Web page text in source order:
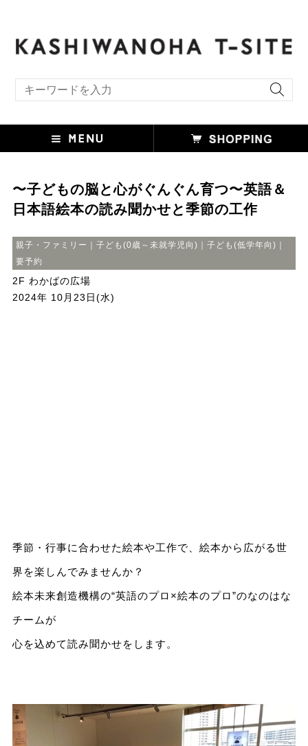
〜子どもの脳と心がぐんぐん育つ〜英語＆
日本語絵本の読み聞かせと季節の工作
親子・ファミリー｜子ども(0歳～未就学児向)｜子ども(低学年向)｜
要予約
2F わかばの広場
2024年 10月23日(水)
季節・行事に合わせた絵本や工作で、絵本から広がる世
界を楽しんでみませんか？
絵本未来創造機構の“英語のプロ×絵本のプロ”のなのはな
チームが
心を込めて読み聞かせをします。